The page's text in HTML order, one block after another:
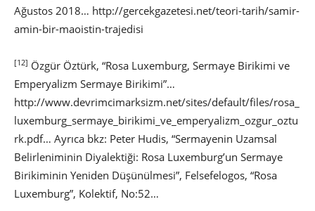
Ağustos 2018… http://gercekgazetesi.net/teori-tarih/samir-
amin-bir-maoistin-trajedisi
[12] Özgür Öztürk, “Rosa Luxemburg, Sermaye Birikimi ve
Emperyalizm Sermaye Birikimi”…
http://www.devrimcimarksizm.net/sites/default/files/rosa_
luxemburg_sermaye_birikimi_ve_emperyalizm_ozgur_oztu
rk.pdf… Ayrıca bkz: Peter Hudis, “Sermayenin Uzamsal
Belirleniminin Diyalektiği: Rosa Luxemburg’un Sermaye
Birikiminin Yeniden Düşünülmesi”, Felsefelogos, “Rosa
Luxemburg”, Kolektif, No:52…